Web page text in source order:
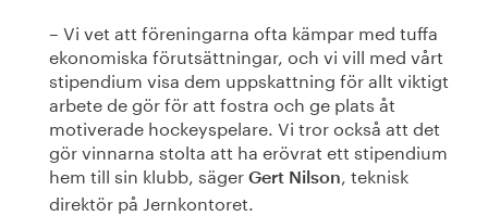
– Vi vet att föreningarna ofta kämpar med tuffa
ekonomiska förutsättningar, och vi vill med vårt
stipendium visa dem uppskattning för allt viktigt
arbete de gör för att fostra och ge plats åt
motiverade hockeyspelare. Vi tror också att det
gör vinnarna stolta att ha erövrat ett stipendium
hem till sin klubb, säger Gert Nilson, teknisk
direktör på Jernkontoret.